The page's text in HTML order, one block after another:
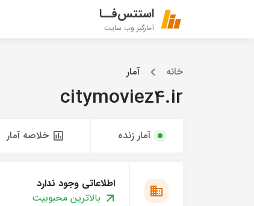
استتس‌فــا
آمارگیر وب سایت
خانه آمار
citymoviez4.ir
آمار زنده خلاصه آمار
اطلاعاتی وجود ندارد
بالاترین محبوبیت